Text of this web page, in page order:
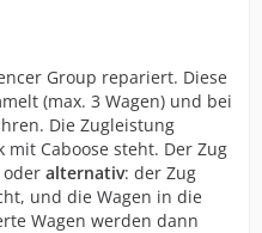
Group repariert. Diese
(max. 3 Wagen) und bei
Die Zugleistung
mit Caboose steht. Der Zug
alternativ: der Zug
und die Wagen in die
Wagen werden dann